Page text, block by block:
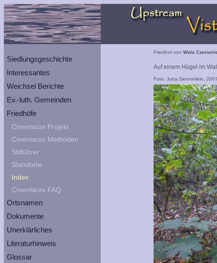
Siedlungsgeschichte
Interessantes
Weichsel Berichte
Ev.-luth. Gemeinden
Friedhöfe
Cmentarze Projekt
Cmentarze Methoden
Stilführer
Standorte
Index
Cmentarze FAQ
Ortsnamen
Dokumente
Unerklärliches
Literaturhinweis
Glossar
Friedhof von Wola
Auf einem Hügel im
Foto: Jutta Dennerlein,